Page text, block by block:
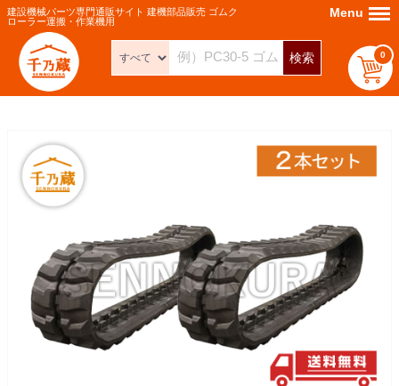
建設機械パーツ専門通販サイト 建機部品販売 ゴムク
ローラー運搬・作業機用
検索 0
Menu Menu